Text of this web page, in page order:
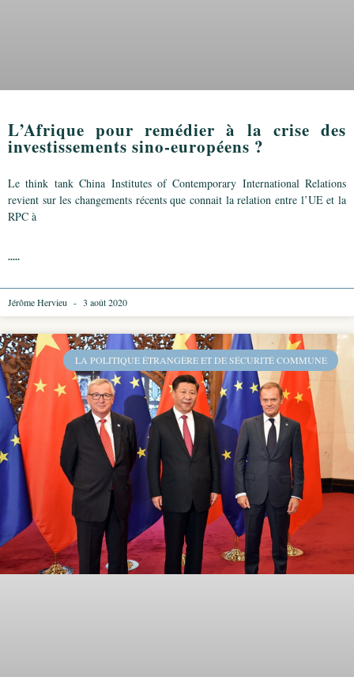
L’Afrique pour remédier à la crise des
investissements sino-européens ?
Le think tank China Institutes of Contemporary International Relations
revient sur les changements récents que connait la relation entre l’UE et la
RPC à
.....
Jérôme Hervieu 3 août 2020
LA POLITIQUE ÉTRANGÈRE ET DE SÉCURITÉ COMMUNE